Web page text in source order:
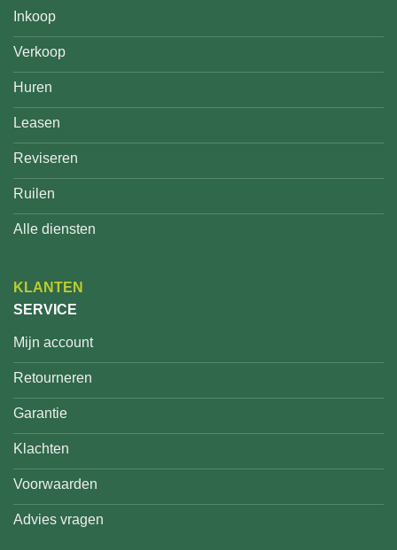
Inkoop
Verkoop
Huren
Leasen
Reviseren
Ruilen
Alle diensten
KLANTEN
SERVICE
Mijn account
Retourneren
Garantie
Klachten
Voorwaarden
Advies vragen